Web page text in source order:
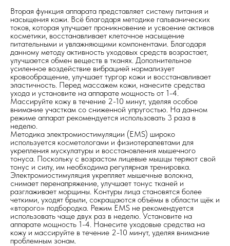
Вторая функция аппарата представляет систему питания и
насыщения кожи. Всё благодаря методике гальванических
токов, которая улучшает проникновение и усвоение активов
косметики, восстанавливает клеточное насыщение
питательными и увлажняющими компонентами. Благодаря
данному методу активность уходовых средств возрастает,
улучшается обмен веществ в тканях. Дополнительное
усиленное воздействие вибрацией нормализует
кровообращение, улучшает тургор кожи и восстанавливает
эластичность. Перед массажем кожи, нанесите средства
ухода и установите на аппарате мощность от 1-4.
Массируйте кожу в течение 2-10 минут, уделяя особое
внимание участкам со сниженной упругостью. На данном
режиме аппарат рекомендуется использовать 3 раза в
неделю.
Методика электромиостимуляции (EMS) широко
используется косметологами и физиотерапевтами для
укрепления мускулатуры и восстановления мышечного
тонуса. Поскольку с возрастом лицевые мышцы теряют свой
тонус и силу, им необходима регулярная тренировка.
Электромиостимуляция укрепляет мышечные волокна,
снимает перенапряжение, улучшает тонус тканей и
разглаживает морщины. Контуры лица становятся более
четкими, уходят брыли, сокращаются объёмы в области щёк и
«второго» подбородка. Режим EMS не рекомендуется
использовать чаще двух раз в неделю. Установите на
аппарате мощность 1-4. Нанесите уходовые средства на
кожу и массируйте в течение 2-10 минут, уделяя внимание
проблемным зонам.